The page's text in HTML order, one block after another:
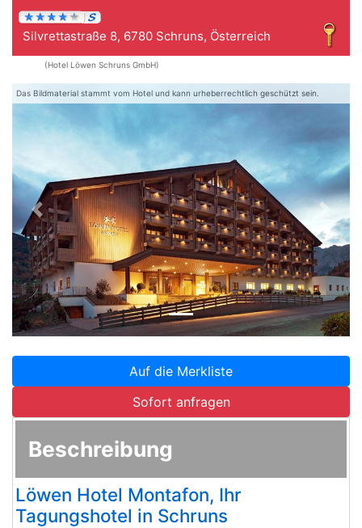
Silvrettastraße 8, 6780 Schruns, Österreich
(Hotel Löwen Schruns GmbH)
Das Bildmaterial stammt vom Hotel und kann urheberrechtlich geschützt sein.
Zurück
Auf die Merkliste
Sofort anfragen
Beschreibung
Löwen Hotel Montafon, Ihr
Tagungshotel in Schruns